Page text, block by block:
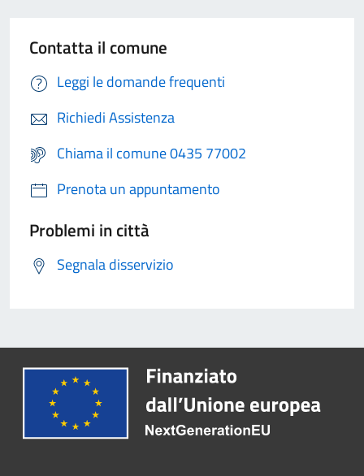
Contatta il comune
Leggi le domande frequenti
Richiedi Assistenza
Chiama il comune 0435 77002
Prenota un appuntamento
Problemi in città
Segnala disservizio